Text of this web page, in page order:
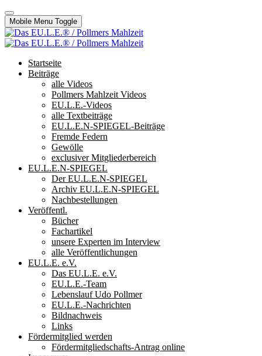
Mobile Menu Toggle
Startseite
Beiträge
alle Videos
Pollmers Mahlzeit Videos
EU.L.E.-Videos
alle Textbeiträge
EU.L.E.N-SPIEGEL-Beiträge
Fremde Federn
Gewölle
exclusiver Mitgliederbereich
EU.L.E.N-SPIEGEL
Der EU.L.E.N-SPIEGEL
Archiv EU.L.E.N-SPIEGEL
Nachbestellungen
Veröffentl.
Bücher
Fachartikel
unsere Experten im Interview
alle Veröffentlichungen
EU.L.E. e.V.
Das EU.L.E. e.V.
EU.L.E.-Team
Lebenslauf Udo Pollmer
EU.L.E.-Nachrichten
Bildnachweis
Links
Fördermitglied werden
Fördermitgliedschafts-Antrag online